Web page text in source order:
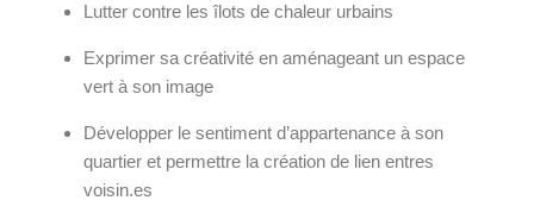
Lutter contre les îlots de chaleur urbains
Exprimer sa créativité en aménageant un espace
vert à son image
Développer le sentiment d’appartenance à son
quartier et permettre la création de lien entres
voisin.es